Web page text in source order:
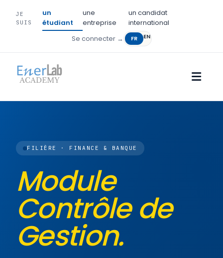
JE
SUIS
un
étudiant
une
entreprise
un candidat
international
Se connecter →
FR EN
FILIÈRE · FINANCE & BANQUE
Module
Contrôle de
Gestion.